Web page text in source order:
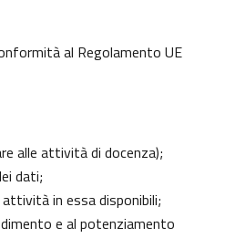
al Regolamento UE
alle attività di docenza);
dati;
in essa disponibili;
e al potenziamento